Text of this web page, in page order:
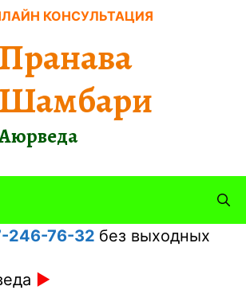
КОНСУЛЬТАЦИЯ
Пранава
Шамбари
246-76-32 без выходных
►